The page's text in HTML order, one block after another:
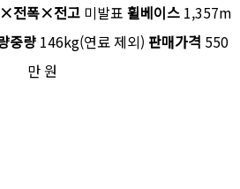
전폭×전고 미발표 휠베이스 1,357m
중량 146kg(연료 제외) 판매가격 550
만 원